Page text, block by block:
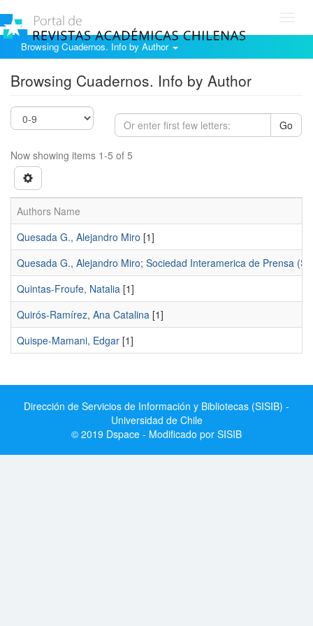
Browsing Cuadernos. Info by Author
Browsing Cuadernos. Info by Author
Go
Now showing items 1-5 of 5
Authors Name
Quesada G., Alejandro Miro [1]
Quesada G., Alejandro Miro; Sociedad Interamerica de Prensa
Quintas-Froufe, Natalia [1]
Quirós-Ramírez, Ana Catalina [1]
Quispe-Mamani, Edgar [1]
Dirección de Servicios de Información y Bibliotecas (SISIB) -
Universidad de Chile
© 2019 Dspace - Modificado por SISIB